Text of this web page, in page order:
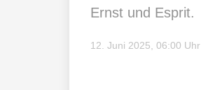
Ernst und Esprit.
12. Juni 2025, 06:00 Uhr